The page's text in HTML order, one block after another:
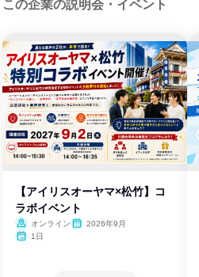
この企業の説明会・イベント
【アイリスオーヤマ×松竹】コ
ラボイベント
オンライン
2026年9月
1日